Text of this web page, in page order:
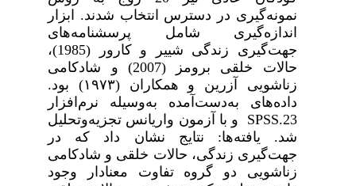
نمونه‌گیری در دسترس انتخاب شدند. ابزار
اندازه‌گیری شامل پرسشنامه‌های
جهت‌گیری زندگی شییر و کارور (1985)،
حالات خلقی برومز (2007) و شادکامی
زناشویی آزرین و همکاران (
۱۹۷۳) بود.
داده‌های به‌دست‌آمده به‌وسیله نرم‌افزار
SPSS.23و با آزمون واریانس تجزیه‌وتحلیل
شد. یافته‌ها: نتایج نشان داد که در
جهت‌گیری زندگی، حالات خلقی و شادکامی
زناشویی دو گروه تفاوت معنادار وجود